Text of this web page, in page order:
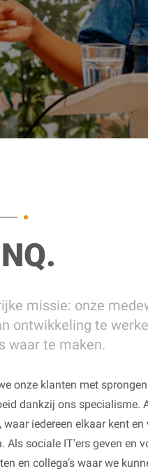
missie: onze
ontwikkeling te
waar te maken.
onze klanten met
dankzij ons
iedereen elkaar kent
sociale IT'ers geven en
en collega’s waar we